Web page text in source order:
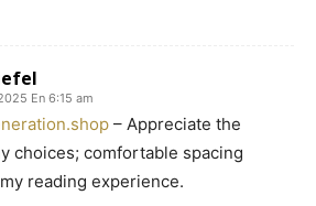
En 6:15 am
– Appreciate the
choices; comfortable spacing
reading experience.